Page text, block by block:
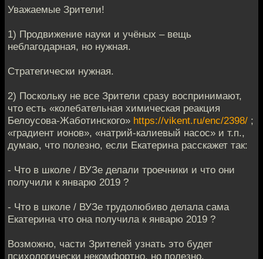
Уважаемые Зрители!
1) Продвижение науки и учёных – вещь
неблагодарная, но нужная.
Стратегически нужная.
2) Поскольку не все Зрители сразу воспринимают,
что есть «колебательная химическая реакция
Белоусова-Жаботинского» https://vikent.ru/enc/2398/ ;
«градиент ионов», «натрий-калиевый насос» и т.п.,
думаю, что полезно, если Екатерина расскажет так:
- Что в школе / ВУЗе делали троечники и что они
получили к январю 2019 ?
- Что в школе / ВУЗе трудолюбиво делала сама
Екатерина что она получила к январю 2019 ?
Возможно, части Зрителей узнать это будет
психологически некомфортно, но полезно.